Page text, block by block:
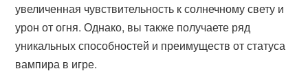
увеличенная чувствительность к солнечному свету и
урон от огня. Однако, вы также получаете ряд
уникальных способностей и преимуществ от статуса
вампира в игре.